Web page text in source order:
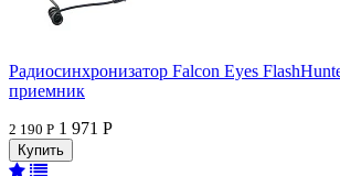
Радиосинхронизатор Falcon Eyes
приемник
2 190 Р 1 971 Р